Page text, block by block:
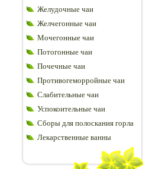
Желудочные чаи
Желчегонные чаи
Мочегонные чаи
Потогонные чаи
Почечные чаи
Противогеморройные чаи
Слабительные чаи
Успокоительные чаи
Сборы для полоскания горла
Лекарственные ванны